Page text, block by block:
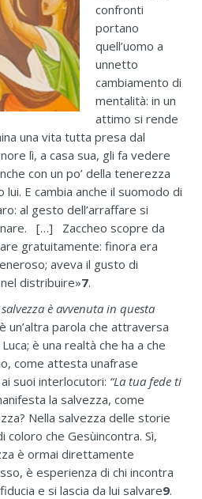
confronti
portano
quell’uomo a
unnetto
cambiamento di
mentalità: in un
attimo si rende
una vita tutta presa dal
lì, a casa sua, gli fa vedere
con un po’ della tenerezza
lui. E cambia anche il suomodo di
al gesto dell’arraffare si
[…] Zaccheo scopre da
gratuitamente: finora era
aveva il gusto di
distribuire»7.
salvezza è avvenuta in questa
è un’altra parola che attraversa
è una realtà che ha a che
come attesta unafrase
suoi interlocutori: “La tua fede ti
la salvezza, come
Nella salvezza delle storie
coloro che Gesùincontra. Sì,
è ormai direttamente
è esperienza di chi incontra
e si lascia da lui salvare9.